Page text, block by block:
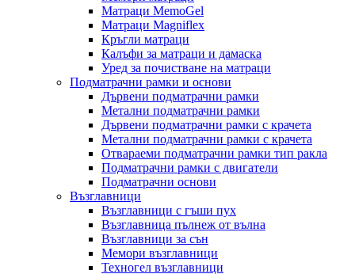
Mатраци MemoGel
Матраци Мagniflex
Кръгли матраци
Калъфи за матраци и дамаска
Уред за почистване на матраци
Подматрачни рамки и основи
Дървени подматрачни рамки
Метални подматрачни рамки
Дървени подматрачни рамки с крачета
Метални подматрачни рамки с крачета
Отвараеми подматрачни рамки тип ракла
Подматрачни рамки с двигатели
Подматрачни основи
Възглавници
Възглавници с гъши пух
Възглавница пълнеж от вълна
Възглавници за сън
Мемори възглавници
Техногел възглавници